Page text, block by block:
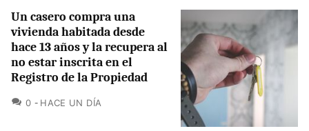
Un casero compra una
vivienda habitada desde
hace 13 años y la recupera al
no estar inscrita en el
Registro de la Propiedad
0 COMENTARIOS
HACE UN DÍA